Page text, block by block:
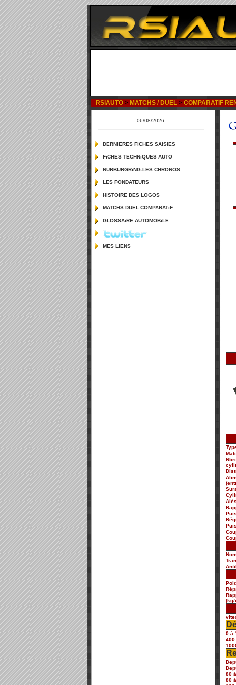
RSiAUTO > MATCHS / DUEL > COMPARATIF
(kg/
0 à
400
80
80
06/08/2026
DERNiERES FiCHES SAiSiES
FiCHES TECHNiQUES AUTO
NURBURGRiNG-LES CHRONOS
LES FONDATEURS
HiSTOiRE DES LOGOS
MATCHS DUEL COMPARATiF
GLOSSAiRE AUTOMOBiLE
MES LiENS